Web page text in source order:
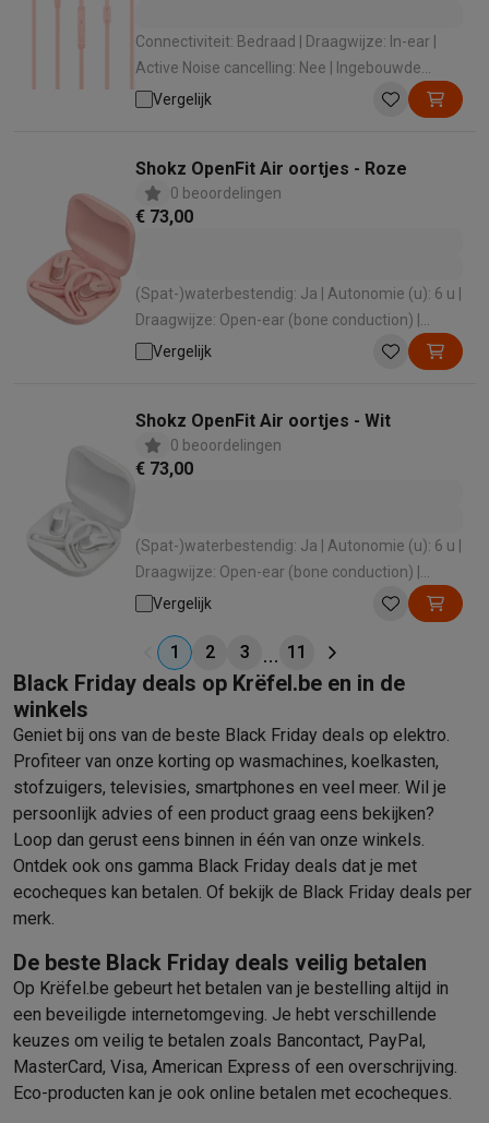
Connectiviteit: Bedraad | Draagwijze: In-ear |
Active Noise cancelling: Nee | Ingebouwde
microfoon: Ja | Lengte kabel (m): 1.2 m
Vergelijk
Shokz OpenFit Air oortjes - Roze
0 beoordelingen
€ 73,00
(Spat-)waterbestendig: Ja | Autonomie (u): 6 u |
Draagwijze: Open-ear (bone conduction) |
Ingebouwde microfoon: Ja
Vergelijk
Shokz OpenFit Air oortjes - Wit
0 beoordelingen
€ 73,00
(Spat-)waterbestendig: Ja | Autonomie (u): 6 u |
Draagwijze: Open-ear (bone conduction) |
Ingebouwde microfoon: Ja
Vergelijk
1 2 3 11
Black Friday deals op Krëfel.be en in de
winkels
Geniet bij ons van de beste Black Friday deals op elektro.
Profiteer van onze korting op wasmachines, koelkasten,
stofzuigers, televisies, smartphones en veel meer. Wil je
persoonlijk advies of een product graag eens bekijken?
Loop dan gerust eens binnen in één van onze winkels.
Ontdek ook ons gamma Black Friday deals dat je met
ecocheques kan betalen. Of bekijk de Black Friday deals per
merk.
De beste Black Friday deals veilig betalen
Op Krëfel.be gebeurt het betalen van je bestelling altijd in
een beveiligde internetomgeving. Je hebt verschillende
keuzes om veilig te betalen zoals Bancontact, PayPal,
MasterCard, Visa, American Express of een overschrijving.
Eco-producten kan je ook online betalen met ecocheques.